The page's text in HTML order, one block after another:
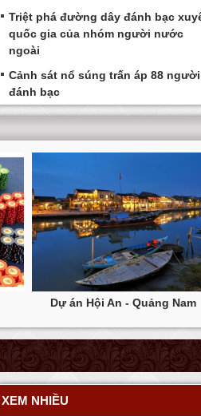
Triệt phá đường dây đánh bạc
quốc gia của nhóm người nước
ngoài
Cảnh sát nổ súng trấn áp 88 người
đánh bạc
Dự án Hội An - Quảng Nam
XEM NHIỀU